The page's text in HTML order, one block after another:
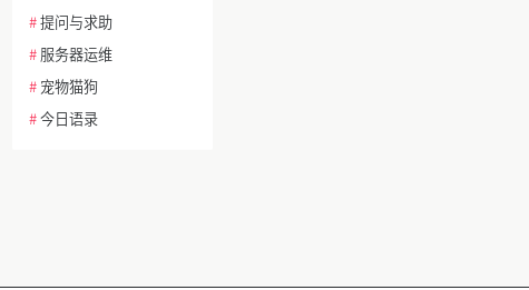
#提问与求助
#服务器运维
#宠物猫狗
#今日语录